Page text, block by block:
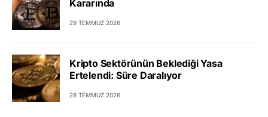
Kararında
29 TEMMUZ 2026
Kripto Sektörünün Beklediği Yasa
Ertelendi: Süre Daralıyor
28 TEMMUZ 2026